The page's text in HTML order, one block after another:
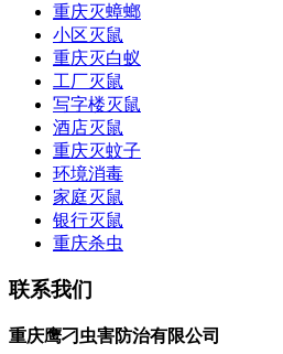
重庆灭蟑螂
小区灭鼠
重庆灭白蚁
工厂灭鼠
写字楼灭鼠
酒店灭鼠
重庆灭蚊子
环境消毒
家庭灭鼠
银行灭鼠
重庆杀虫
联系我们
重庆鹰刁虫害防治有限公司